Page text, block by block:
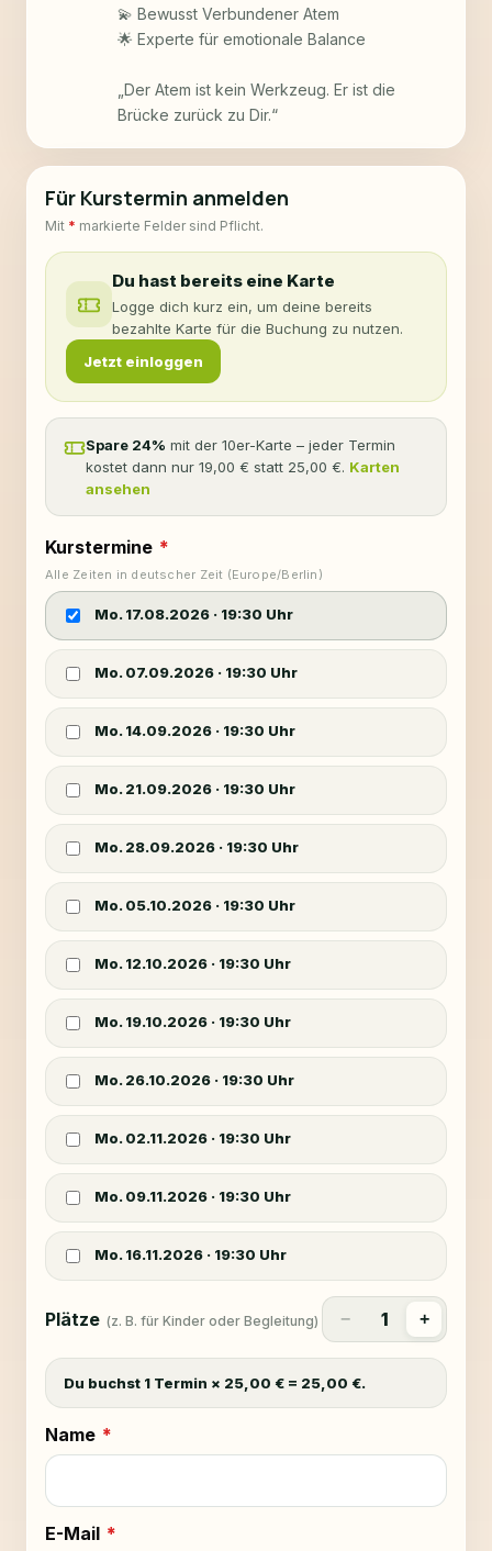
💫 Bewusst Verbundener Atem
🌟 Experte für emotionale Balance
„Der Atem ist kein Werkzeug. Er ist die
Brücke zurück zu Dir.“
Für Kurstermin anmelden
Mit * markierte Felder sind Pflicht.
Du hast bereits eine Karte
Logge dich kurz ein, um deine bereits
bezahlte Karte für die Buchung zu nutzen.
Jetzt einloggen
Spare 24% mit der 10er-Karte – jeder Termin
kostet dann nur 19,00 € statt 25,00 €. Karten
ansehen
Kurstermine *
Alle Zeiten in deutscher Zeit (Europe/Berlin)
Mo. 17.08.2026 · 19:30 Uhr
Mo. 07.09.2026 · 19:30 Uhr
Mo. 14.09.2026 · 19:30 Uhr
Mo. 21.09.2026 · 19:30 Uhr
Mo. 28.09.2026 · 19:30 Uhr
Mo. 05.10.2026 · 19:30 Uhr
Mo. 12.10.2026 · 19:30 Uhr
Mo. 19.10.2026 · 19:30 Uhr
Mo. 26.10.2026 · 19:30 Uhr
Mo. 02.11.2026 · 19:30 Uhr
Mo. 09.11.2026 · 19:30 Uhr
Mo. 16.11.2026 · 19:30 Uhr
Plätze (z. B. für Kinder oder Begleitung) − 1 +
Du buchst 1 Termin × 25,00 € = 25,00 €.
Name *
E-Mail *